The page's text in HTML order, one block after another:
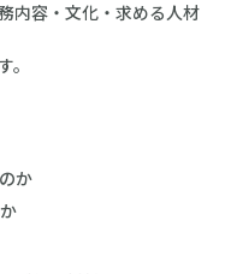
内容・文化・求める人材
。
か